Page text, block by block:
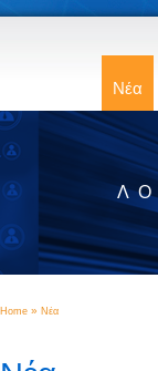
Νέα
Home » Νέα